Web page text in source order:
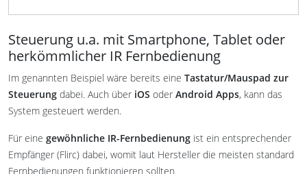
Steuerung u.a. mit Smartphone, Tablet oder
herkömmlicher IR Fernbedienung
Im genannten Beispiel wäre bereits eine Tastatur/Mauspad zur
Steuerung dabei. Auch über iOS oder Android Apps, kann das
System gesteuert werden.
Für eine gewöhnliche IR-Fernbedienung ist ein entsprechender
Empfänger (Flirc) dabei, womit laut Hersteller die meisten standard
Fernbedienungen funktionieren sollten.